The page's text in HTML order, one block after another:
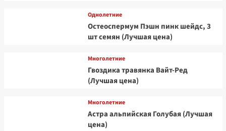
Однолетние
Остеоспермум Пэшн пинк шейдс, 3
шт семян (Лучшая цена)
Многолетние
Гвоздика травянка Вайт-Ред
(Лучшая цена)
Многолетние
Астра альпийская Голубая (Лучшая
цена)